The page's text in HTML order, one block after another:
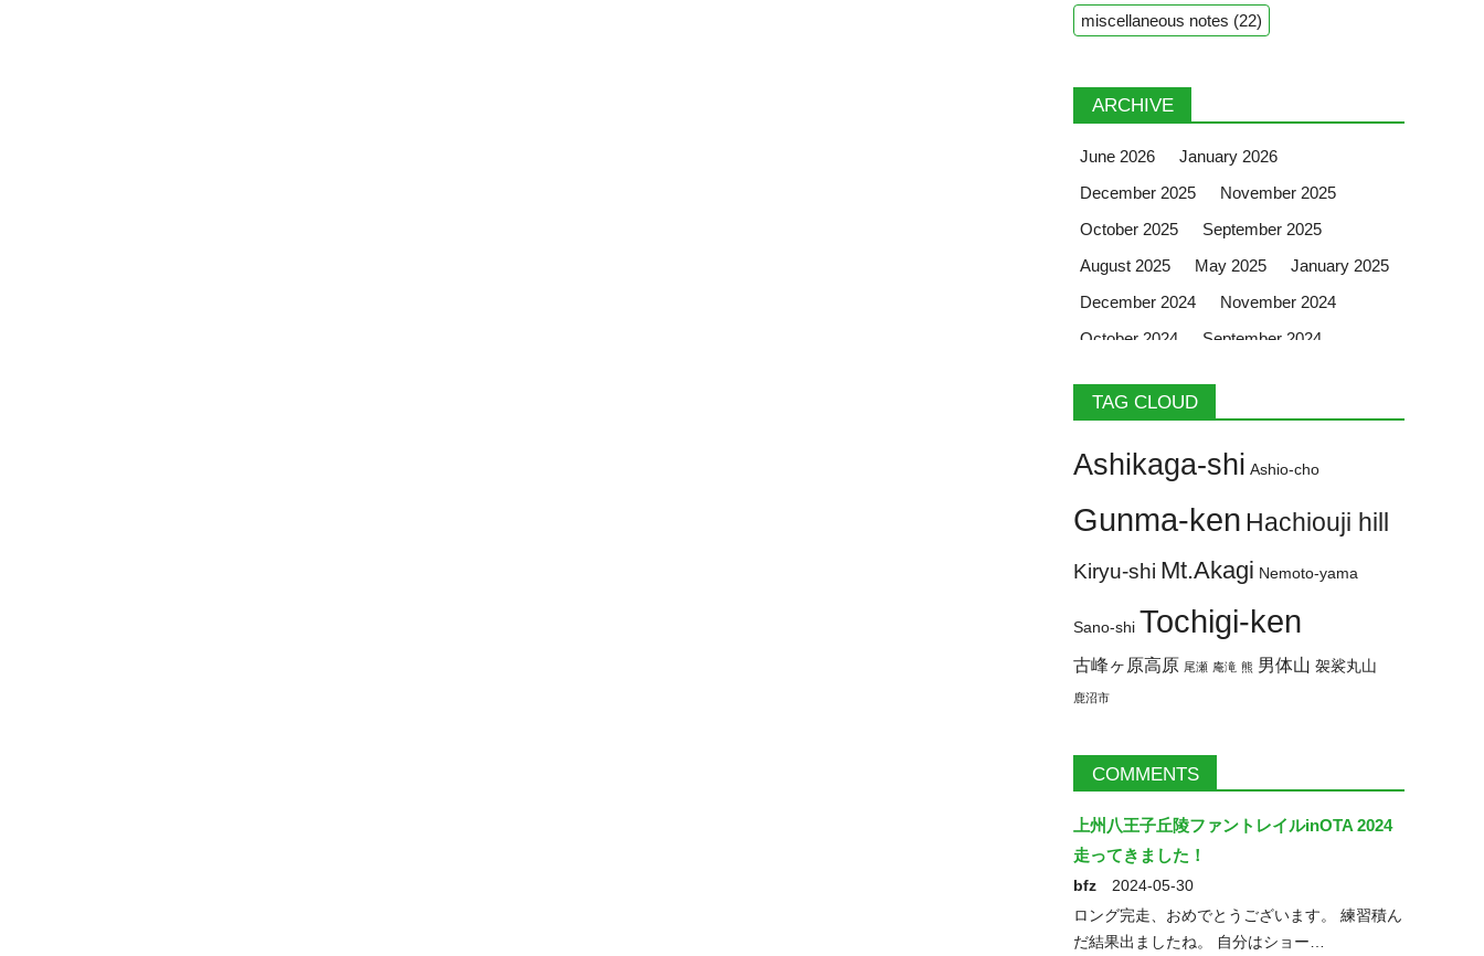
miscellaneous notes (22)
ARCHIVE
June 2026
January 2026
December 2025
November 2025
October 2025
September 2025
August 2025
May 2025
January 2025
December 2024
November 2024
October 2024
September 2024
May 2024
April 2024
December 2023
October 2023
September 2023
July 2023
February 2023
January 2023
December 2022
November 2022
October 2022
TAG CLOUD
Ashikaga-shi Ashio-cho
Gunma-ken Hachiouji hill
Kiryu-shi Mt.Akagi Nemoto-yama
Sano-shi Tochigi-ken
古峰ヶ原高原 尾瀬 庵滝 熊 男体山 袈裟丸山
鹿沼市
COMMENTS
上州八王子丘陵ファントレイルinOTA 2024
走ってきました！
bfz
2024-05-30
ロング完走、おめでとうございます。 練習積ん
だ結果出ましたね。 自分はショー…